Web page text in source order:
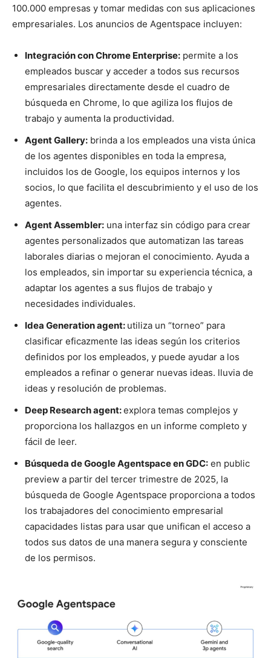
100.000 empresas y tomar medidas con sus aplicaciones
empresariales. Los anuncios de Agentspace incluyen:
Integración con Chrome Enterprise: permite a los
empleados buscar y acceder a todos sus recursos
empresariales directamente desde el cuadro de
búsqueda en Chrome, lo que agiliza los flujos de
trabajo y aumenta la productividad.
Agent Gallery: brinda a los empleados una vista única
de los agentes disponibles en toda la empresa,
incluidos los de Google, los equipos internos y los
socios, lo que facilita el descubrimiento y el uso de los
agentes.
Agent Assembler: una interfaz sin código para crear
agentes personalizados que automatizan las tareas
laborales diarias o mejoran el conocimiento. Ayuda a
los empleados, sin importar su experiencia técnica, a
adaptar los agentes a sus flujos de trabajo y
necesidades individuales.
Idea Generation agent: utiliza un “torneo” para
clasificar eficazmente las ideas según los criterios
definidos por los empleados, y puede ayudar a los
empleados a refinar o generar nuevas ideas. lluvia de
ideas y resolución de problemas.
Deep Research agent:explora temas complejos y
proporciona los hallazgos en un informe completo y
fácil de leer.
Búsqueda de Google Agentspace en GDC: en public
preview a partir del tercer trimestre de 2025, la
búsqueda de Google Agentspace proporciona a todos
los trabajadores del conocimiento empresarial
capacidades listas para usar que unifican el acceso a
todos sus datos de una manera segura y consciente
de los permisos.